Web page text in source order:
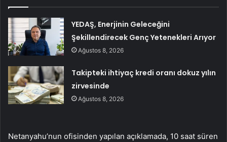
YEDAŞ, Enerjinin Geleceğini
Şekillendirecek Genç Yetenekleri Arıyor
Ağustos 8, 2026
Takipteki ihtiyaç kredi oranı dokuz yılın
zirvesinde
Ağustos 8, 2026
Netanyahu’nun ofisinden yapılan açıklamada, 10 saat süren